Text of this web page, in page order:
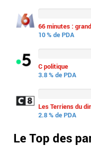
66 minutes :
10 % de PDA
C politique
3.8 % de PDA
Les Terriens du
2.8 % de PDA
Le Top des